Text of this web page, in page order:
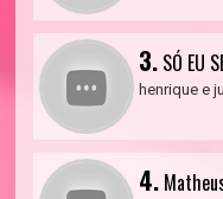
3. SÓ EU
henrique e
4.